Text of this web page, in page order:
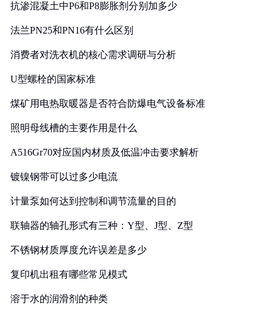
抗渗混凝土中P6和P8膨胀剂分别加多少
法兰PN25和PN16有什么区别
消费者对洗衣机的核心需求调研与分析
U型螺栓的国家标准
煤矿用电热取暖器是否符合防爆电气设备标准
照明母线槽的主要作用是什么
A516Gr70对应国内材质及低温冲击要求解析
镀镍钢带可以过多少电流
计量泵如何达到控制和调节流量的目的
联轴器的轴孔形式有三种：Y型、J型、Z型
不锈钢材质厚度允许误差是多少
复印机出租有哪些常见模式
溶于水的润滑剂的种类